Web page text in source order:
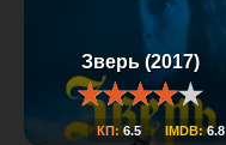
Зверь (2017)
КП:6.5 IMDB:6.8